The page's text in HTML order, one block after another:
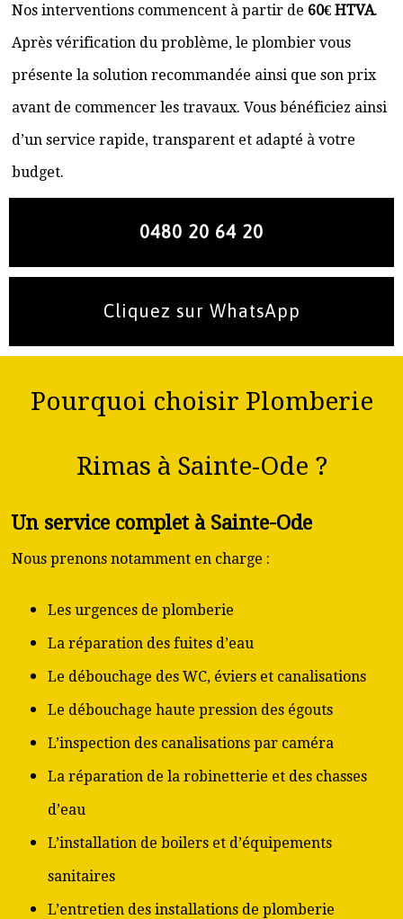
Nos interventions commencent à partir de 60€ HTVA.
Après vérification du problème, le plombier vous
présente la solution recommandée ainsi que son prix
avant de commencer les travaux. Vous bénéficiez ainsi
d’un service rapide, transparent et adapté à votre
budget.
0480 20 64 20
Cliquez sur WhatsApp
Pourquoi choisir Plomberie
Rimas à Sainte-Ode ?
Un service complet à Sainte-Ode
Nous prenons notamment en charge :
Les urgences de plomberie
La réparation des fuites d’eau
Le débouchage des WC, éviers et canalisations
Le débouchage haute pression des égouts
L’inspection des canalisations par caméra
La réparation de la robinetterie et des chasses
d’eau
L’installation de boilers et d’équipements
sanitaires
L’entretien des installations de plomberie